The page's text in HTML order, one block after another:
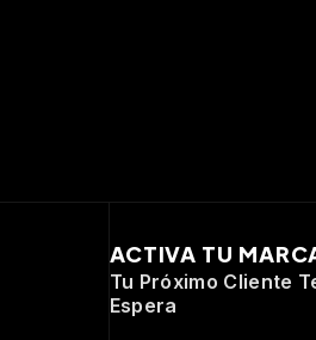
ACTIVA TU
Tu Próximo Cliente
Espera